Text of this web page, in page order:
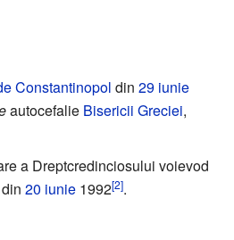
Constantinopol din 29 iunie
autocefalie Bisericii Greciei,
a Dreptcredinciosului voievod
din 20 iunie 1992[2].